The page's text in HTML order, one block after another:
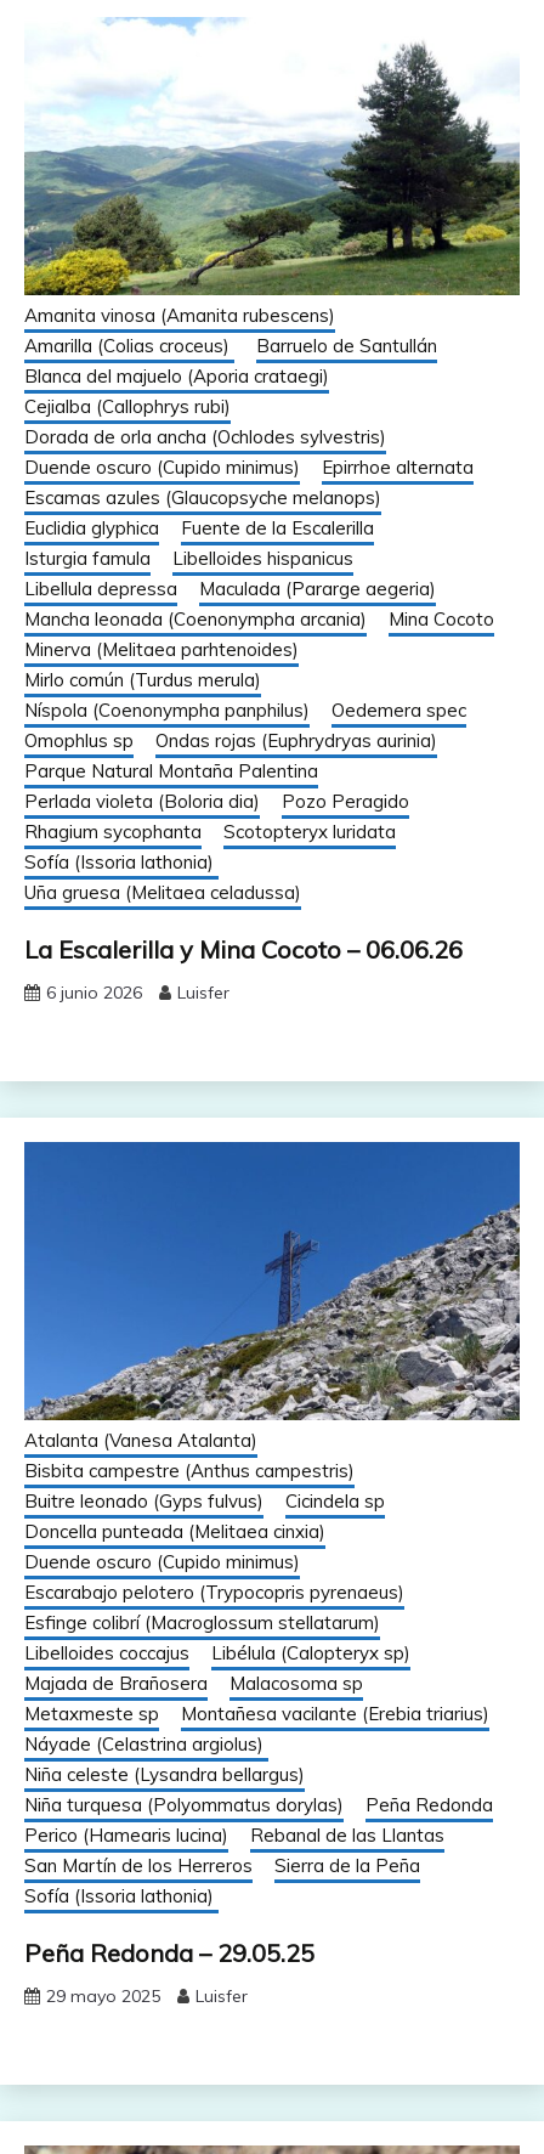
Amanita vinosa (Amanita rubescens)
Amarilla (Colias croceus)
Barruelo de Santullán
Blanca del majuelo (Aporia crataegi)
Cejialba (Callophrys rubi)
Dorada de orla ancha (Ochlodes sylvestris)
Duende oscuro (Cupido minimus)
Epirrhoe alternata
Escamas azules (Glaucopsyche melanops)
Euclidia glyphica
Fuente de la Escalerilla
Isturgia famula
Libelloides hispanicus
Libellula depressa
Maculada (Pararge aegeria)
Mancha leonada (Coenonympha arcania)
Mina Cocoto
Minerva (Melitaea parhtenoides)
Mirlo común (Turdus merula)
Níspola (Coenonympha panphilus)
Oedemera spec
Omophlus sp
Ondas rojas (Euphrydryas aurinia)
Parque Natural Montaña Palentina
Perlada violeta (Boloria dia)
Pozo Peragido
Rhagium sycophanta
Scotopteryx luridata
Sofía (Issoria lathonia)
Uña gruesa (Melitaea celadussa)
La Escalerilla y Mina Cocoto – 06.06.26
6 junio 2026 Luisfer
Atalanta (Vanesa Atalanta)
Bisbita campestre (Anthus campestris)
Buitre leonado (Gyps fulvus)
Cicindela sp
Doncella punteada (Melitaea cinxia)
Duende oscuro (Cupido minimus)
Escarabajo pelotero (Trypocopris pyrenaeus)
Esfinge colibrí (Macroglossum stellatarum)
Libelloides coccajus
Libélula (Calopteryx sp)
Majada de Brañosera
Malacosoma sp
Metaxmeste sp
Montañesa vacilante (Erebia triarius)
Náyade (Celastrina argiolus)
Niña celeste (Lysandra bellargus)
Niña turquesa (Polyommatus dorylas)
Peña Redonda
Perico (Hamearis lucina)
Rebanal de las Llantas
San Martín de los Herreros
Sierra de la Peña
Sofía (Issoria lathonia)
Peña Redonda – 29.05.25
29 mayo 2025 Luisfer